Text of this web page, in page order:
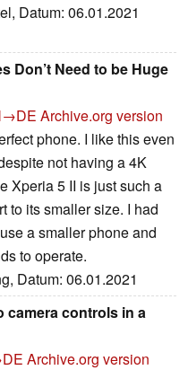
Datum: 06.01.2021
Don’t Need to be Huge
Archive.org version
phone. I like this even
not having a 4K
Xperia 5 II is just such a
to its smaller size. I had
a smaller phone and
to operate.
Datum: 06.01.2021
camera controls in a
Archive.org version